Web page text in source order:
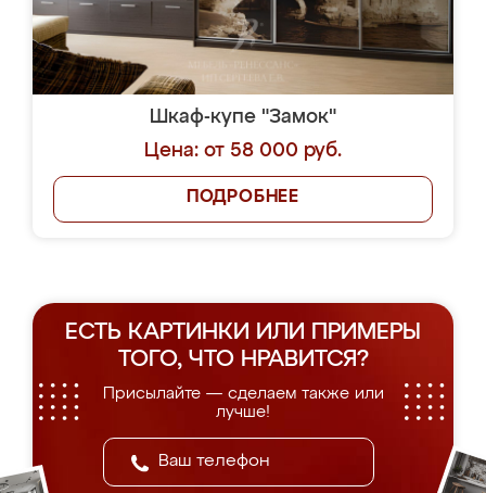
Шкаф-купе "Замок"
Цена: от 58 000 руб.
ПОДРОБНЕЕ
ЕСТЬ КАРТИНКИ ИЛИ ПРИМЕРЫ
ТОГО, ЧТО НРАВИТСЯ?
Присылайте — сделаем также или
лучше!